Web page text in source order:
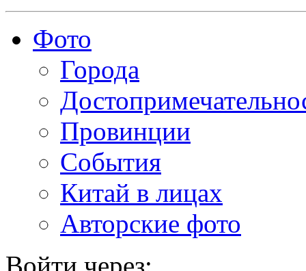
Фото
Города
Провинции
События
Китай в лицах
Авторские фото
Войти через: